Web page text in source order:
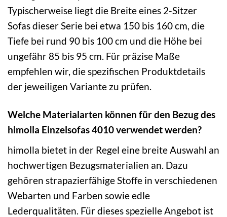
Typischerweise liegt die Breite eines 2-Sitzer
Sofas dieser Serie bei etwa 150 bis 160 cm, die
Tiefe bei rund 90 bis 100 cm und die Höhe bei
ungefähr 85 bis 95 cm. Für präzise Maße
empfehlen wir, die spezifischen Produktdetails
der jeweiligen Variante zu prüfen.
Welche Materialarten können für den Bezug des
himolla Einzelsofas 4010 verwendet werden?
himolla bietet in der Regel eine breite Auswahl an
hochwertigen Bezugsmaterialien an. Dazu
gehören strapazierfähige Stoffe in verschiedenen
Webarten und Farben sowie edle
Lederqualitäten. Für dieses spezielle Angebot ist